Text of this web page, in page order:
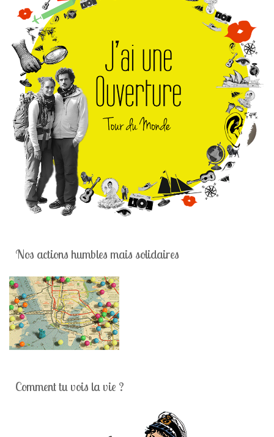
Nos actions humbles mais solidaires
Comment tu vois la vie ?